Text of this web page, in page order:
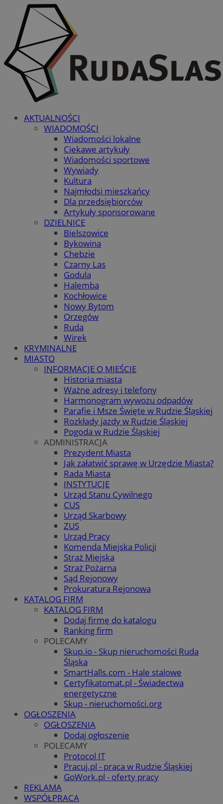
AKTUALNOŚCI
WIADOMOŚCI
Wiadomości lokalne
Ciekawe artykuły
Wiadomości sportowe
Wywiady
Kultura
Najmłodsi mieszkańcy
Dla przedsiębiorców
Artykuły sponsorowane
DZIELNICE
Bielszowice
Bykowina
Chebzie
Czarny Las
Godula
Halemba
Kochłowice
Nowy Bytom
Orzegów
Ruda
Wirek
KRYMINALNE
MIASTO
INFORMACJE O MIEŚCIE
Historia miasta
Ważne adresy i telefony
Harmonogram wywozu odpadów
Parafie i Msze Święte w Rudzie Śląskiej
Rozkłady jazdy w Rudzie Śląskiej
Pogoda w Rudzie Śląskiej
ADMINISTRACJA
Prezydent Miasta
Jak załatwić sprawę w Urzędzie Miasta?
Rada Miasta
INSTYTUCJE
Urząd Stanu Cywilnego
CUS
Urząd Skarbowy
ZUS
Urząd Pracy
Komenda Miejska Policji
Straż Miejska
Straż Pożarna
Sąd Rejonowy
Prokuratura Rejonowa
KATALOG FIRM
KATALOG FIRM
Dodaj firmę do katalogu
Ranking firm
POLECAMY
Skup.io - Skup nieruchomości Ruda
Śląska
SmartHalls.com - Hale stalowe
Certyfikatomat.pl - Świadectwa
energetyczne
Skup - nieruchomości.org
OGŁOSZENIA
OGŁOSZENIA
Dodaj ogłoszenie
POLECAMY
Protocol IT
Pracuj.pl - praca w Rudzie Śląskiej
GoWork.pl - oferty pracy
REKLAMA
WSPÓŁPRACA